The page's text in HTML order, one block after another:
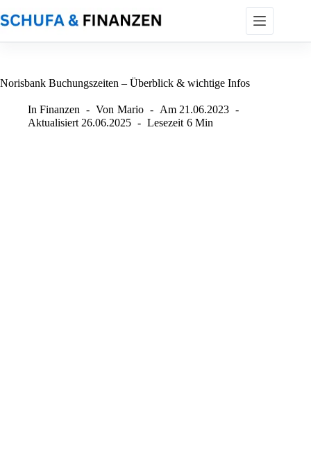
Inhalt
springen
Norisbank Buchungszeiten – Überblick & wichtige Infos
In Finanzen Von Mario Am 21.06.2023
Aktualisiert 26.06.2025 Lesezeit 6 Min